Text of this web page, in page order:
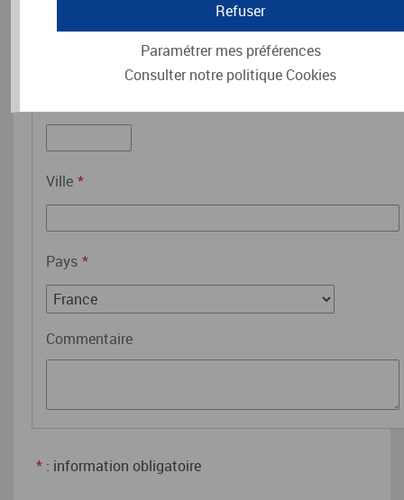
Ville *
Pays *
Commentaire
* : information obligatoire
Refuser
Paramétrer mes préférences
Consulter notre politique Cookies